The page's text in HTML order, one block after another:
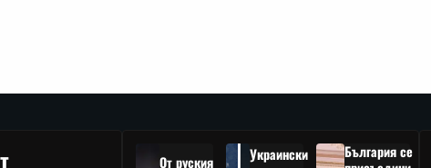
От руския
Украински
България се